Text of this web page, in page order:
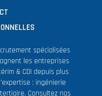
spécialisées
les entreprises
& CDI depuis plus
: ingénierie
Consultez nos